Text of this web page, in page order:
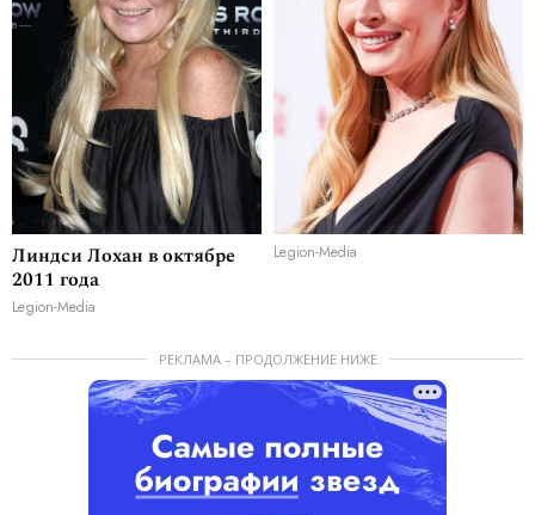
Линдси Лохан в октябре
2011 года
Legion-Media
Legion-Media
РЕКЛАМА – ПРОДОЛЖЕНИЕ НИЖЕ